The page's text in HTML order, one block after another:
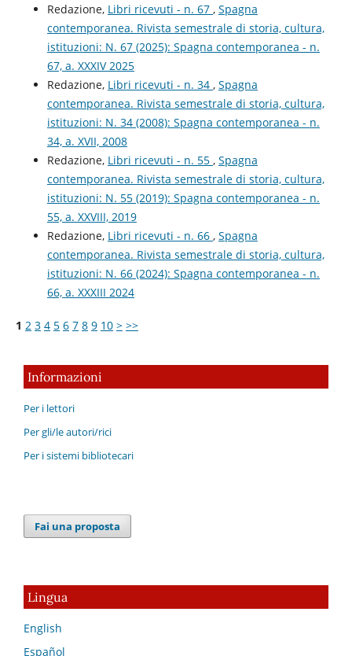
Redazione, Libri ricevuti - n. 67 , Spagna
contemporanea. Rivista semestrale di storia, cultura,
istituzioni: N. 67 (2025): Spagna contemporanea - n.
67, a. XXXIV 2025
Redazione, Libri ricevuti - n. 34 , Spagna
contemporanea. Rivista semestrale di storia, cultura,
istituzioni: N. 34 (2008): Spagna contemporanea - n.
34, a. XVII, 2008
Redazione, Libri ricevuti - n. 55 , Spagna
contemporanea. Rivista semestrale di storia, cultura,
istituzioni: N. 55 (2019): Spagna contemporanea - n.
55, a. XXVIII, 2019
Redazione, Libri ricevuti - n. 66 , Spagna
contemporanea. Rivista semestrale di storia, cultura,
istituzioni: N. 66 (2024): Spagna contemporanea - n.
66, a. XXXIII 2024
1 2 3 4 5 6 7 8 9 10 > >>
Informazioni
Per i lettori
Per gli/le autori/rici
Per i sistemi bibliotecari
Fai una proposta
Lingua
English
Español